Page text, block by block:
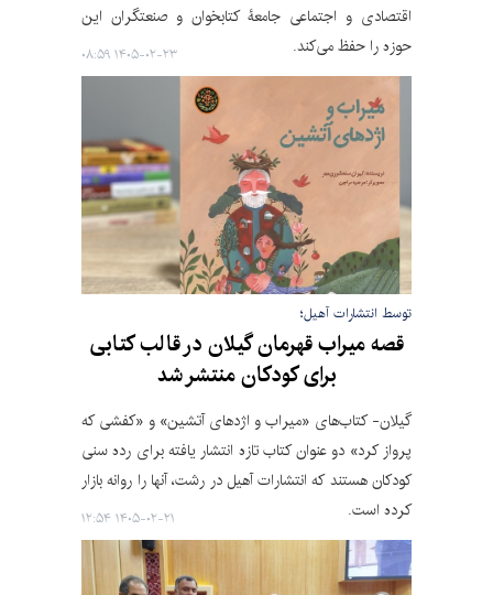
اقتصادی و اجتماعی جامعۀ کتابخوان و صنعتگران این
حوزه را حفظ می‌کند.
۱۴۰۵-۰۲-۲۳ ۰۸:۵۹
توسط انتشارات آهیل؛
قصه میراب قهرمان گیلان در قالب کتابی
برای کودکان منتشر شد
گیلان- کتاب‌های «میراب و اژدهای آتشین» و «کفشی که
پرواز کرد» دو عنوان کتاب تازه انتشار یافته برای رده سنی
کودکان هستند که انتشارات آهیل در رشت، آنها را روانه بازار
کرده است.
۱۴۰۵-۰۲-۲۱ ۱۲:۵۴